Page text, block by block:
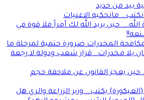
بيد من حديد
ماتحكيه الاغنيات
الله…. حين يريد الله لك أمراً فلا قوة في
المخدرات ضرورة حتمية لمرحلة ما
بلا مخدرات.. قرار شعب ودولة لا رجعة
حين يعجز القانون عن ملاحقة حجم
يكتب… وزير الزراعة والري هل